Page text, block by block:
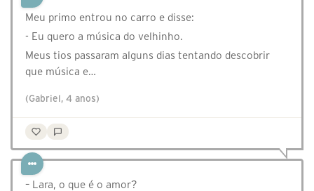
Meu primo entrou no carro e disse:
- Eu quero a música do velhinho.
Meus tios passaram alguns dias tentando descobrir
que música e…
(Gabriel, 4 anos)
– Lara, o que é o amor?